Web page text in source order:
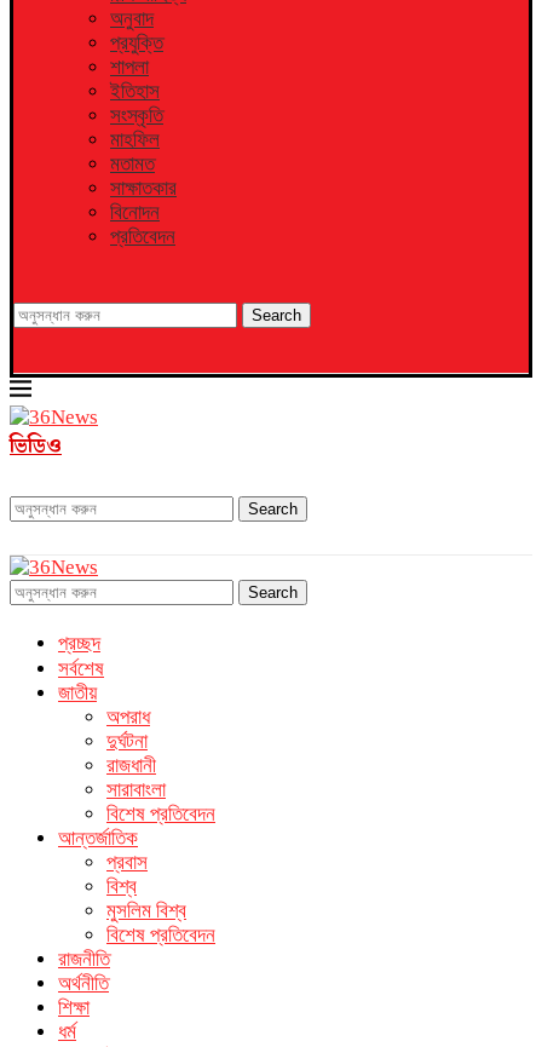
অনুবাদ
প্রযুক্তি
শাপলা
ইতিহাস
সংস্কৃতি
মাহফিল
মতামত
সাক্ষাতকার
বিনোদন
প্রতিবেদন
Search
ভিডিও
Search
Search
প্রচ্ছদ
সর্বশেষ
জাতীয়
অপরাধ
দুর্ঘটনা
রাজধানী
সারাবাংলা
বিশেষ প্রতিবেদন
আন্তর্জাতিক
প্রবাস
বিশ্ব
মুসলিম বিশ্ব
বিশেষ প্রতিবেদন
রাজনীতি
অর্থনীতি
শিক্ষা
ধর্ম